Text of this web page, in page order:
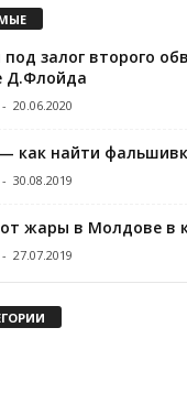
залог второго
Д.Флойда
- 20.06.2020
как найти
- 30.08.2019
от жары в Молдове в
- 27.07.2019